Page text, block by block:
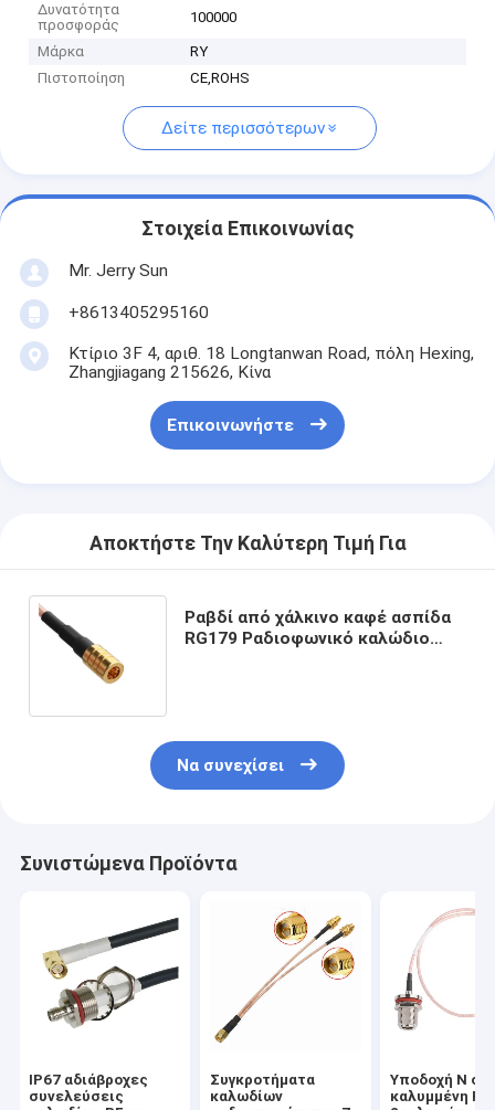
Δυνατότητα
προσφοράς
100000
Μάρκα
RY
Πιστοποίηση
CE,ROHS
Δείτε περισσότερων
Στοιχεία Επικοινωνίας
Mr. Jerry Sun
+8613405295160
Κτίριο 3F 4, αριθ. 18 Longtanwan Road, πόλη Hexing,
Zhangjiagang 215626, Κίνα
Επικοινωνήστε
Αποκτήστε Την Καλύτερη Τιμή Για
Ραβδί από χάλκινο καφέ ασπίδα
RG179 Ραδιοφωνικό καλώδιο
Να συνεχίσει
Συνιστώμενα Προϊόντα
IP67 αδιάβροχες
συνελεύσεις
Συγκροτήματα
καλωδίων
Υποδοχή Ν σε
καλυμμένη RF